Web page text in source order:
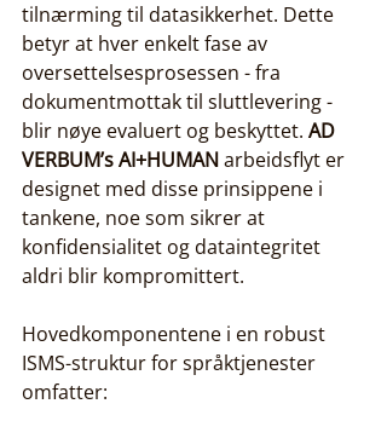
tilnærming til datasikkerhet. Dette
betyr at hver enkelt fase av
oversettelsesprosessen - fra
dokumentmottak til sluttlevering -
blir nøye evaluert og beskyttet. AD
VERBUM’sAI+HUMAN arbeidsflyt er
designet med disse prinsippene i
tankene, noe som sikrer at
konfidensialitet og dataintegritet
aldri blir kompromittert.
Hovedkomponentene i en robust
ISMS-struktur for språktjenester
omfatter: